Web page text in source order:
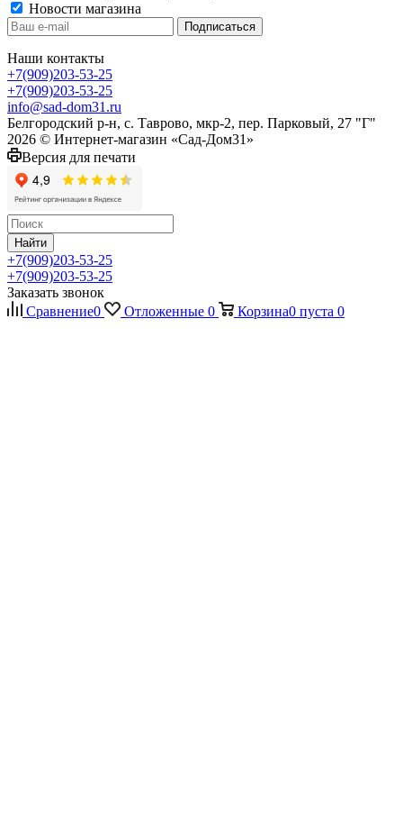
Новости магазина
Наши контакты
+7(909)203-53-25
+7(909)203-53-25
info@sad-dom31.ru
Белгородский р-н, с. Таврово, мкр-2, пер. Парковый, 27 "Г"
2026 © Интернет-магазин «Сад-Дом31»
Версия для печати
Найти
+7(909)203-53-25
+7(909)203-53-25
Заказать звонок
Сравнение0 Отложенные 0 Корзина0 пуста 0